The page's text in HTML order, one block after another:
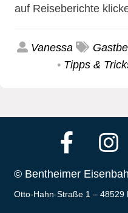
auf Reiseberichte
Vanessa
• Tipps &
© Bentheimer
Otto-Hahn-Straße 1 – 48529